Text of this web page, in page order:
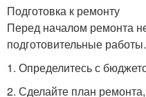
Подготовка к ремонту
Перед началом ремонта
подготовительные работы.
1. Определитесь с
2. Сделайте план